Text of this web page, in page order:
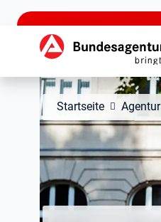
zu den Hauptinhalten springen
Startseite